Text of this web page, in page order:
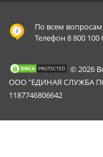
По всем
Телефон 8 800 100
© 2026
ООО "ЕДИНАЯ СЛУЖБА
1187746806642
Mickrozaim.ru использует